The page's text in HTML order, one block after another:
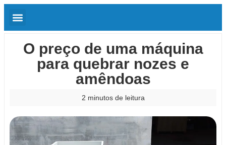
O preço de uma máquina
para quebrar nozes e
amêndoas
2 minutos de leitura